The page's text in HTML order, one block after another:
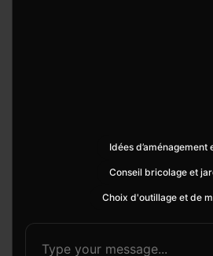
Idées d’aménagement
Conseil bricolage et
Choix d'outillage et de